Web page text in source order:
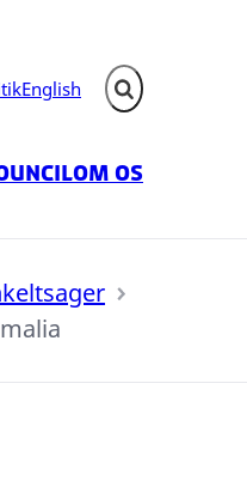
English Fold søgefelt ud
Om os